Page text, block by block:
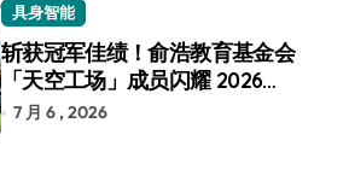
具身智能
斩获冠军佳绩！俞浩教育基金会
「天空工场」成员闪耀 2026
RoboCup 机器人世界杯
7 月 6 , 2026